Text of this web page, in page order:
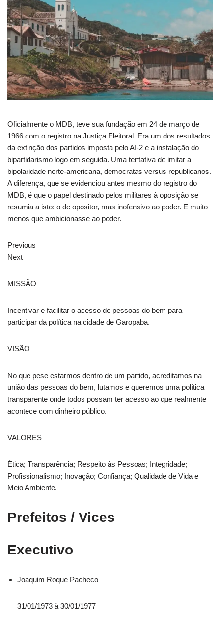
Oficialmente o MDB, teve sua fundação em 24 de março de
1966 com o registro na Justiça Eleitoral. Era um dos resultados
da extinção dos partidos imposta pelo AI-2 e a instalação do
bipartidarismo logo em seguida. Uma tentativa de imitar a
bipolaridade norte-americana, democratas versus republicanos.
A diferença, que se evidenciou antes mesmo do registro do
MDB, é que o papel destinado pelos militares à oposição se
resumia a isto: o de opositor, mas inofensivo ao poder. E muito
menos que ambicionasse ao poder.
Previous
Next
MISSÃO
Incentivar e facilitar o acesso de pessoas do bem para
participar da política na cidade de Garopaba.
VISÃO
No que pese estarmos dentro de um partido, acreditamos na
união das pessoas do bem, lutamos e queremos uma política
transparente onde todos possam ter acesso ao que realmente
acontece com dinheiro público.
VALORES
Ética; Transparência; Respeito às Pessoas; Integridade;
Profissionalismo; Inovação; Confiança; Qualidade de Vida e
Meio Ambiente.
Prefeitos / Vices
Executivo
Joaquim Roque Pacheco
31/01/1973 à 30/01/1977